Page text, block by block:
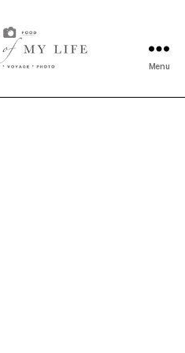
taste
Menu